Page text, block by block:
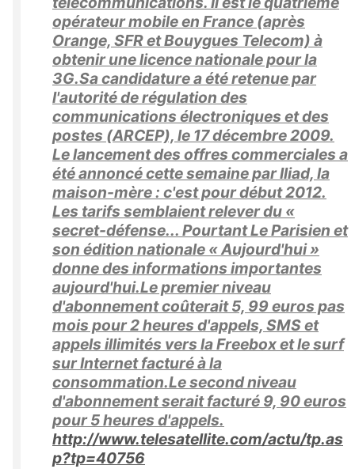
opérateur mobile en France (après
Orange, SFR et Bouygues Telecom) à
obtenir une licence nationale pour la
3G.Sa candidature a été retenue par
l'autorité de régulation des
communications électroniques et des
postes (ARCEP), le 17 décembre 2009.
Le lancement des offres commerciales a
été annoncé cette semaine par Iliad, la
maison-mère : c'est pour début 2012.
Les tarifs semblaient relever du «
secret-défense... Pourtant Le Parisien et
son édition nationale « Aujourd'hui »
donne des informations importantes
aujourd'hui.Le premier niveau
d'abonnement coûterait 5, 99 euros pas
mois pour 2 heures d'appels, SMS et
appels illimités vers la Freebox et le surf
sur Internet facturé à la
consommation.Le second niveau
d'abonnement serait facturé 9, 90 euros
pour 5 heures d'appels.
http://www.telesatellite.com/actu/tp.as
p?tp=40756